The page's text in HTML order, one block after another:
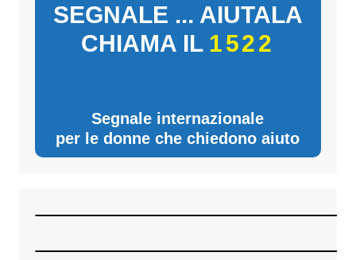
SEGNALE ... AIUTALA
CHIAMA IL 1522
Segnale internazionale
per le donne che chiedono aiuto